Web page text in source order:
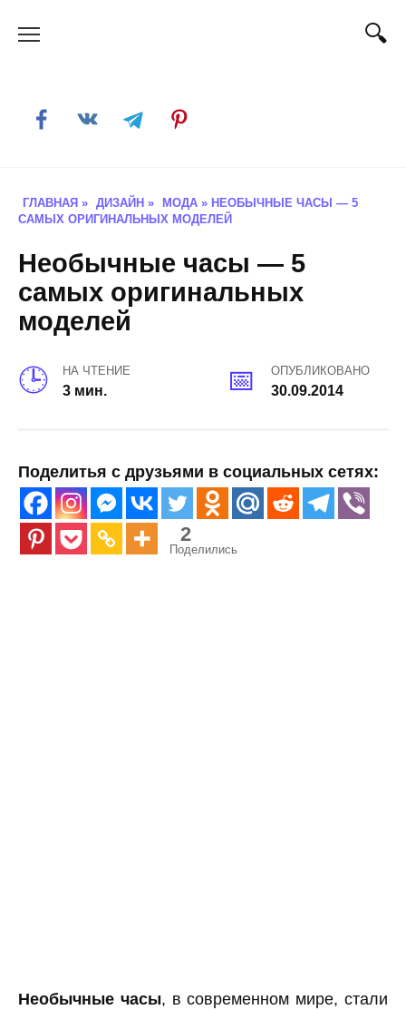
ГЛАВНАЯ » ДИЗАЙН » МОДА » НЕОБЫЧНЫЕ ЧАСЫ — 5
САМЫХ ОРИГИНАЛЬНЫХ МОДЕЛЕЙ
Необычные часы — 5
самых оригинальных
моделей
НА ЧТЕНИЕ
3 мин.
ОПУБЛИКОВАНО
30.09.2014
Поделитья с друзьями в социальных сетях:
2
Поделились
Необычные часы, в современном мире, стали